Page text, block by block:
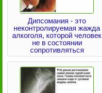
Дипсомания - это
неконтролируемая жажда
алкоголя, которой человек
не в состоянии
сопротивляться